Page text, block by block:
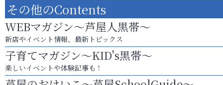
その他のContents
WEBマガジン～芦屋人黒帯～
新店やイベント情報、最新トピックス
子育てマガジン～KID's黒帯～
楽しいイベントや体験記事も！